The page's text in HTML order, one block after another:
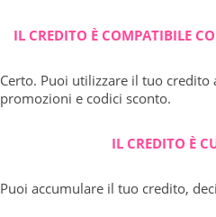
IL CREDITO È COMPATIBILE
Certo. Puoi utilizzare il tuo credito
promozioni e codici sconto.
IL CREDITO È
Puoi accumulare il tuo credito,